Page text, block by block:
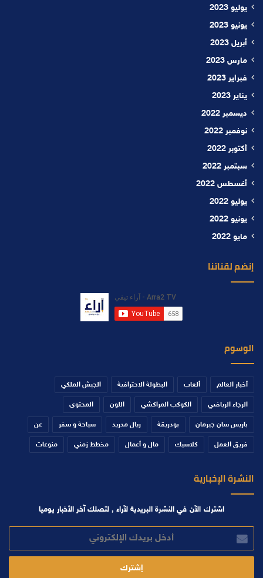
يوليو 2023
يونيو 2023
أبريل 2023
مارس 2023
فبراير 2023
يناير 2023
ديسمبر 2022
نوفمبر 2022
أكتوبر 2022
سبتمبر 2022
أغسطس 2022
يوليو 2022
يونيو 2022
مايو 2022
إنضم لقناتنا
الوسوم
أخبار العالم ألعاب البطولة الاحترافية الجيش الملكي
الرجاء الرياضي الكوكب المراكشي اللون المحتوى
باريس سان جيرمان بودريقة ريال مدريد سياحة و سفر عن
فريق العمل كلاسيك مال و أعمال مخطط زمني منوعات
النشرة الإخبارية
اشترك الآن في النشرة البريدية لآراء , لتصلك آخر الأخبار يوميا
بريدك
الإلكتروني